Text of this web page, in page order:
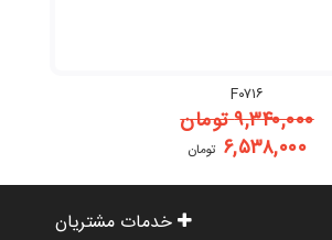
F۰۷۱۶
۹,۳۴۰,۰۰۰تومان
۶,۵۳۸,۰۰۰ تومان
خدمات مشتریان